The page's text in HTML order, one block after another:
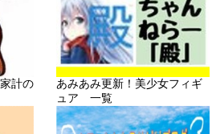
計の
あみあみ更新！美少女フィギ
ュア 一覧